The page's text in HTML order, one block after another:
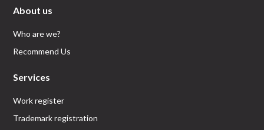
About us
Who are we?
Recommend Us
Services
Work register
Trademark registration